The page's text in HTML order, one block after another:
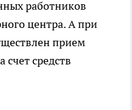
работников
центра. А при
прием
средств